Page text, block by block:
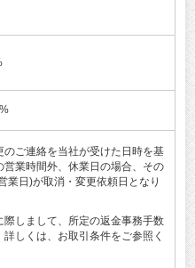
ご連絡を当社が受けた日時を基
業時間外、休業日の場合、その
業日)が取消・変更依頼日となり
しまして、所定の返金事務手数
しくは、お取引条件をご参照く